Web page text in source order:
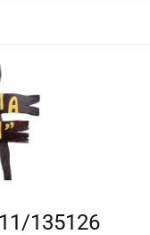
Dodaj
135126